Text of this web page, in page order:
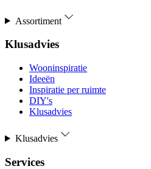
Assortiment
Klusadvies
Wooninspiratie
Ideeën
Inspiratie per ruimte
DIY's
Klusadvies
Klusadvies
Services